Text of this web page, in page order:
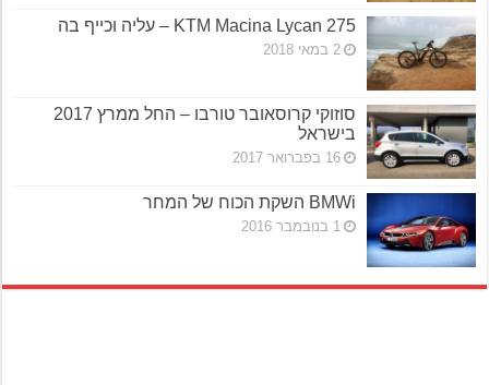
KTM Macina Lycan 275 – עליה וכייף בה
2 במאי 2018
סוזוקי קרוסאובר טורבו – החל ממרץ 2017
בישראל
16 בפברואר 2017
BMWi השקת הכוח של המחר
1 בנובמבר 2016